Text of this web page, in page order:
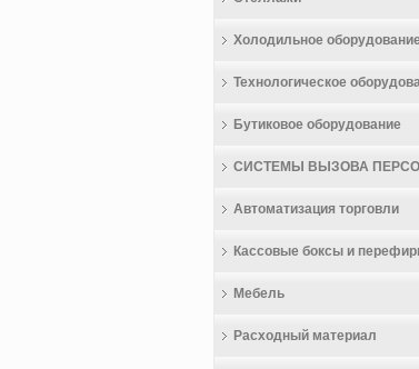
Холодильное
Технологическое
Бутиковое оборудование
СИСТЕМЫ ВЫЗОВА
Автоматизация торговли
Кассовые боксы и
Мебель
Расходный материал